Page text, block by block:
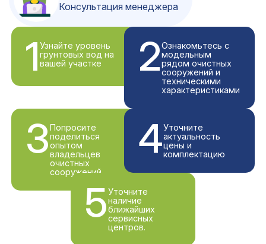
Консультация менеджера
1 Узнайте уровень
грунтовых вод на
вашей участке
2Ознакомьтесь с
модельным
рядом очистных
сооружений и
техническими
характеристиками
3Попросите
поделиться
опытом
владельцев
очистных
сооружений
4Уточните
актуальность
цены и
комплектацию
5Уточните
наличие
ближайших
сервисных
центров.